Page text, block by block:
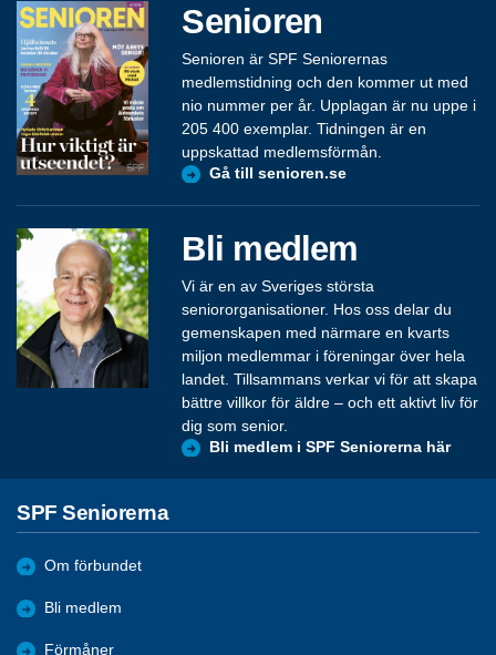
Senioren
Senioren är SPF Seniorernas
medlemstidning och den kommer ut med
nio nummer per år. Upplagan är nu uppe i
205 400 exemplar. Tidningen är en
uppskattad medlemsförmån.
Gå till senioren.se
Bli medlem
Vi är en av Sveriges största
seniororganisationer. Hos oss delar du
gemenskapen med närmare en kvarts
miljon medlemmar i föreningar över hela
landet. Tillsammans verkar vi för att skapa
bättre villkor för äldre – och ett aktivt liv för
dig som senior.
Bli medlem i SPF Seniorerna här
SPF Seniorerna
Om förbundet
Bli medlem
Förmåner